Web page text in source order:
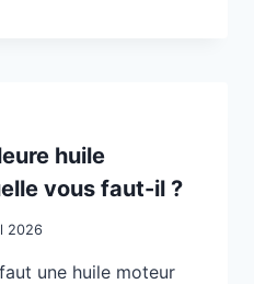
huile
vous faut-il ?
2026
une huile moteur